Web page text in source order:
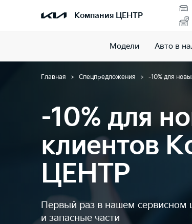
Компания ЦЕНТР
Модели Авто в
Главная Спецпредложения -10% для
-10% для
клиентов
ЦЕНТР
Первый раз в нашем сервисном
и запасные части